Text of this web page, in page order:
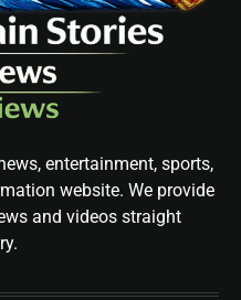
entertainment, sports,
website. We provide
and videos straight